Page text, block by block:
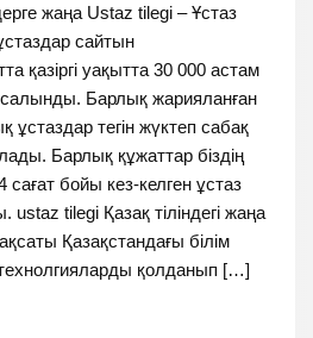
жаңа Ustaz tilegi – Ұстаз
сайтын
қазіргі уақытта 30 000 астам
Барлық жарияланған
тегін жүктеп сабақ
Барлық құжаттар біздің
бойы кез-келген ұстаз
ustaz tilegi Қазақ тіліндегі жаңа
Қазақстандағы білім
технолгияларды қолданып […]